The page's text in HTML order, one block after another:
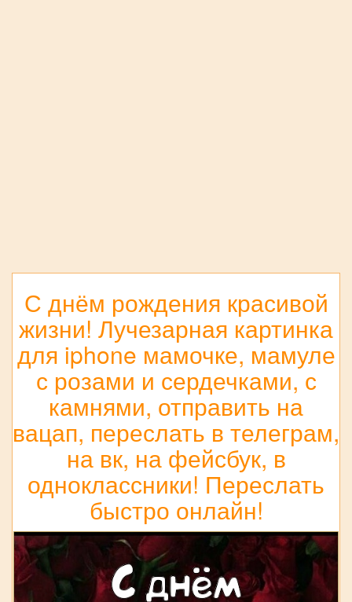
С днём рождения красивой
жизни! Лучезарная картинка
для iphone мамочке, мамуле
с розами и сердечками, с
камнями, отправить на
вацап, переслать в телеграм,
на вк, на фейсбук, в
одноклассники! Переслать
быстро онлайн!